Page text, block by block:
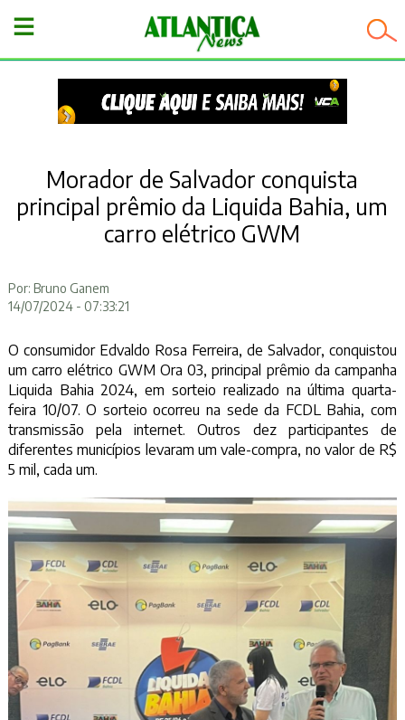
−
Morador de Salvador conquista
principal prêmio da Liquida Bahia, um
carro elétrico GWM
Por: Bruno Ganem
14/07/2024 - 07:33:21
O consumidor Edvaldo Rosa Ferreira, de Salvador, conquistou
um carro elétrico GWM Ora 03, principal prêmio da campanha
Liquida Bahia 2024, em sorteio realizado na última quarta-
feira 10/07. O sorteio ocorreu na sede da FCDL Bahia, com
transmissão pela internet. Outros dez participantes de
diferentes municípios levaram um vale-compra, no valor de R$
5 mil, cada um.